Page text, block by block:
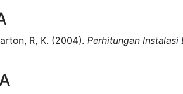
R, K. (2004). Perhitungan